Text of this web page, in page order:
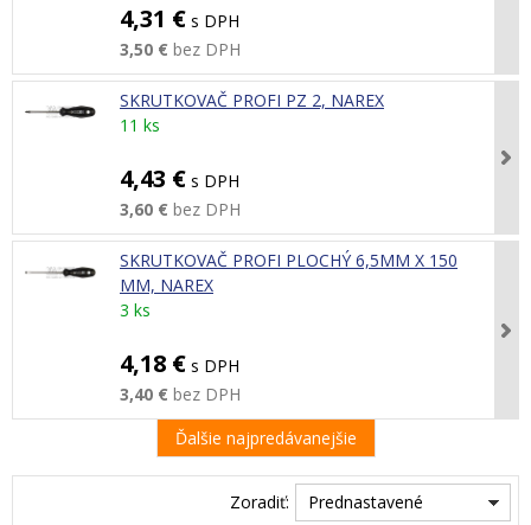
4,31 € s DPH
3,50 € bez DPH
SKRUTKOVAČ PROFI PZ 2, NAREX
11 ks
4,43 € s DPH
3,60 € bez DPH
SKRUTKOVAČ PROFI PLOCHÝ 6,5MM X 150
MM, NAREX
3 ks
4,18 € s DPH
3,40 € bez DPH
Ďalšie najpredávanejšie
Zoradiť: Prednastavené